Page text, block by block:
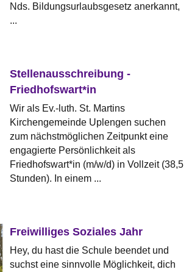
Nds. Bildungsurlaubsgesetz anerkannt,
...
Stellenausschreibung -
Friedhofswart*in
Wir als Ev.-luth. St. Martins
Kirchengemeinde Uplengen suchen
zum nächstmöglichen Zeitpunkt eine
engagierte Persönlichkeit als
Friedhofswart*in (m/w/d) in Vollzeit (38,5
Stunden). In einem ...
Freiwilliges Soziales Jahr
Hey, du hast die Schule beendet und
suchst eine sinnvolle Möglichkeit, dich